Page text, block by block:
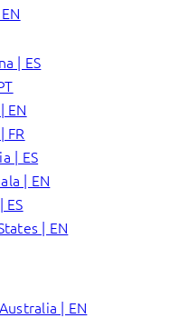
| ES
EN
FR
| ES
| EN
ES
| EN
Australia | EN